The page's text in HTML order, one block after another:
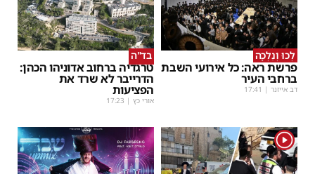
לְכוּ וְנֵלְכָה
פרשת ראה: כל אירועי השבת
ברחבי העיר
דב אייזנר |
17:41
בד"ה
טרגדיה ברחוב אדוניהו הכהן:
הדרייבר לא שרד את
הפציעות
אורי כץ |
17:23
1